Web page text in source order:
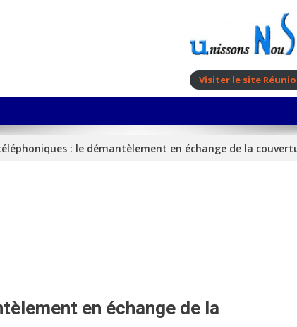
Visiter le site
: le démantèlement en échange de la
en échange de la